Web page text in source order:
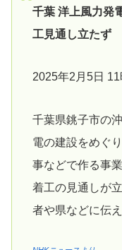
千葉 洋上風力発
工見通し立たず
2025年2月5日 11
千葉県銚子市の
電の建設をめぐ
事などで作る事
着工の見通しが
者や県などに伝